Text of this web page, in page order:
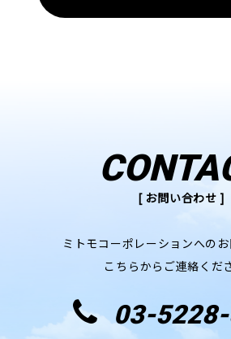
[ お問い合わせ ]
ミトモコーポレーションへの
こちらからご連絡くだ
03-